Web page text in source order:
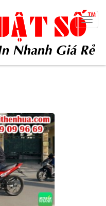
Toggle